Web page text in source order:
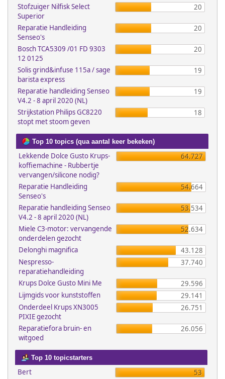
Stofzuiger Nilfisk Select
Superior
20
Reparatie Handleiding
Senseo's
20
Bosch TCA5309 /01 FD 9303
12 0125
20
Solis grind&infuse 115a / sage
barista express
19
Reparatie handleiding Senseo
V4.2 - 8 april 2020 (NL)
19
Strijkstation Philips GC8220
stopt met stoom geven
18
Top 10 topics (qua aantal keer bekeken)
Lekkende Dolce Gusto Krups-
koffiemachine - Rubbertje
vervangen/silicone nodig?
64.727
Reparatie Handleiding
Senseo's
54.664
Reparatie handleiding Senseo
V4.2 - 8 april 2020 (NL)
53.534
Miele C3-motor: vervangende
onderdelen gezocht
52.634
Delonghi magnifica
43.128
Nespresso-
reparatiehandleiding
37.740
Krups Dolce Gusto Mini Me
29.596
Lijmgids voor kunststoffen
29.141
Onderdeel Krups XN3005
PIXIE gezocht
26.751
Reparatiefora bruin- en
witgoed
26.056
Top 10 topicstarters
Bert
53